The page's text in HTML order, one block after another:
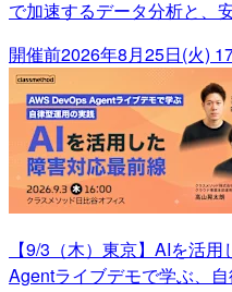
で加速するデータ分析と、
開催前2026年8月25日(火)
【9/3（木）東京】AIを活
Agentライブデモで学ぶ、